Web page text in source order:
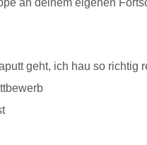
geht, ich hau so richtig